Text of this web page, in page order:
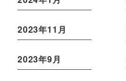
2023年11月
2023年9月